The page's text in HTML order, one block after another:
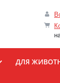
ДЛЯ